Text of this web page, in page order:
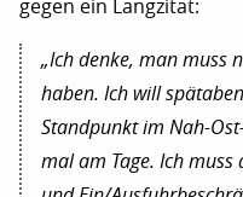
gegen ein Langzitat:
„Ich denke, man muss
haben. Ich will
Standpunkt im Nah-
mal am Tage. Ich